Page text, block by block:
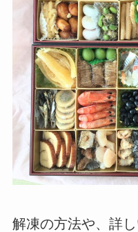
解凍の方法や、詳